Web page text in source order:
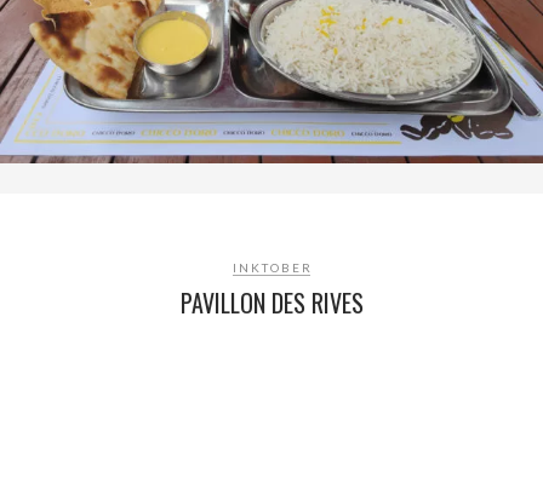
INKTOBER
PAVILLON DES RIVES